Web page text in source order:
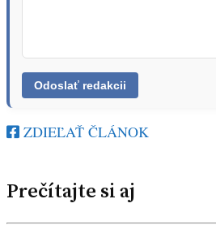
ZDIEĽAŤ ČLÁNOK
Prečítajte si aj